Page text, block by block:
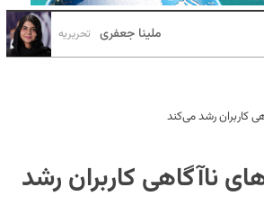
ملینا جعفری تحریریه
کاربران رشد می‌کند
ناآگاهی کاربران رشد